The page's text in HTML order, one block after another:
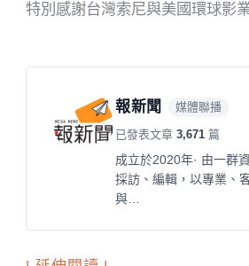
特別感謝台灣索尼與美國環球影
報新聞 媒體聯播
已發表文章3,671 篇
成立於2020年· 由一群
採訪、編輯，以專業、
與…